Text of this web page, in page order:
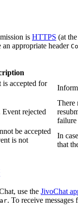
is HTTPS (at
an appropriate header
is accepted for
rejected
There
failure
be accepted
is not
In
that
use the JivoChat
. To receive